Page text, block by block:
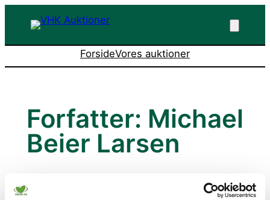
indhold
ForsideVores auktioner
Forfatter: Michael
Beier Larsen